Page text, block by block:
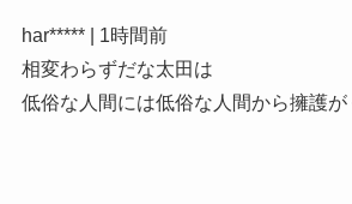
har***** | 1時間前
相変わらずだな太田は
低俗な人間には低俗な人間から擁護